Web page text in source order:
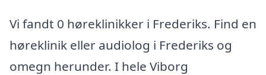
Vi fandt 0 høreklinikker i Frederiks. Find en
høreklinik eller audiolog i Frederiks og
omegn herunder. I hele Viborg